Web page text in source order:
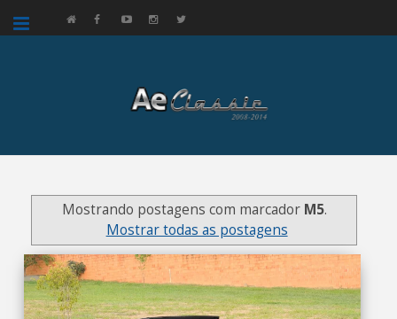
Mostrando postagens com marcador M5.
Mostrar todas as postagens